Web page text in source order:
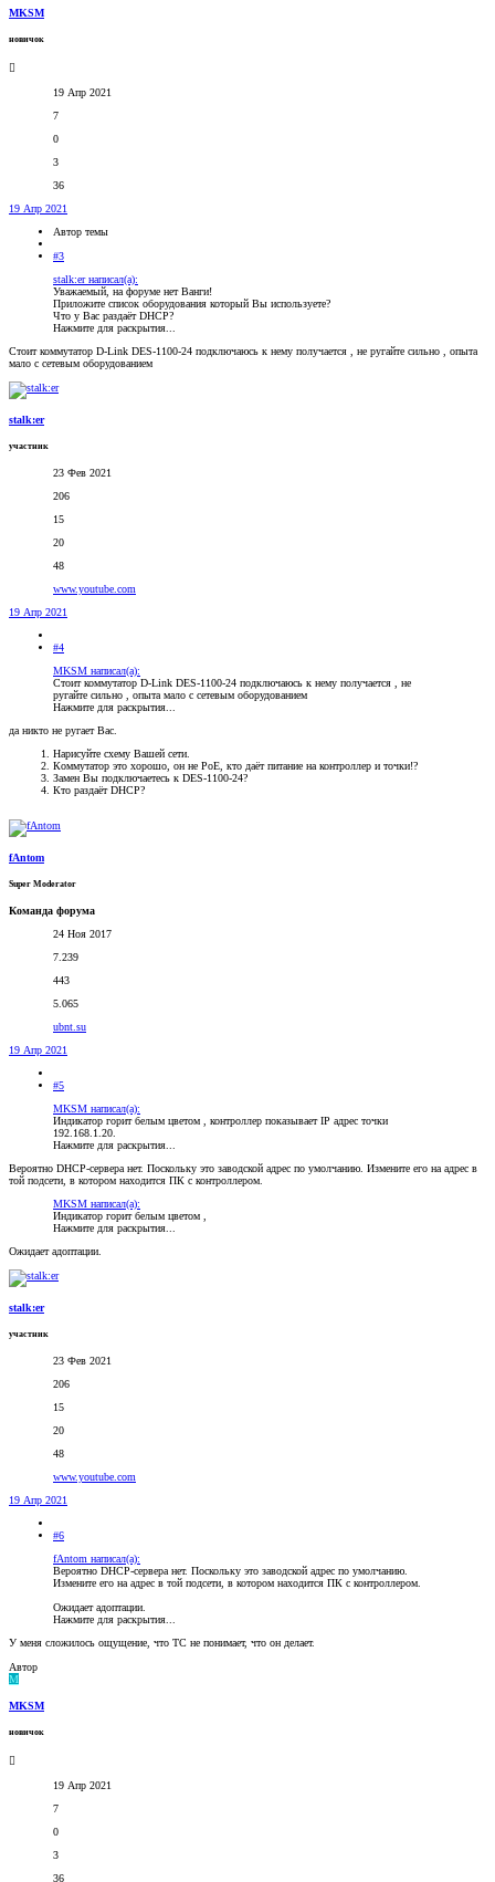
MKSM
новичок
19 Апр 2021
7
0
3
36
19 Апр 2021
Автор темы
#3
stalk:er написал(а):
Уважаемый, на форуме нет Ванги!
Приложите список оборудования который Вы используете?
Что у Вас раздаёт DHCP?
Нажмите для раскрытия...
Стоит коммутатор D-Link DES-1100-24 подключаюсь к нему получается , не ругайте сильно , опыта
мало с сетевым оборудованием
stalk:er
участник
23 Фев 2021
206
15
20
48
www.youtube.com
19 Апр 2021
#4
MKSM написал(а):
Стоит коммутатор D-Link DES-1100-24 подключаюсь к нему получается , не
ругайте сильно , опыта мало с сетевым оборудованием
Нажмите для раскрытия...
да никто не ругает Вас.
Нарисуйте схему Вашей сети.
Коммутатор это хорошо, он не PoE, кто даёт питание на контроллер и точки!?
Замен Вы подключаетесь к DES-1100-24?
Кто раздаёт DHCP?
fAntom
Super Moderator
Команда форума
24 Ноя 2017
7.239
443
5.065
ubnt.su
19 Апр 2021
#5
MKSM написал(а):
Индикатор горит белым цветом , контроллер показывает IP адрес точки
192.168.1.20.
Нажмите для раскрытия...
Вероятно DHCP-сервера нет. Поскольку это заводской адрес по умолчанию. Измените его на адрес в
той подсети, в котором находится ПК с контроллером.
MKSM написал(а):
Индикатор горит белым цветом ,
Нажмите для раскрытия...
Ожидает адоптации.
stalk:er
участник
23 Фев 2021
206
15
20
48
www.youtube.com
19 Апр 2021
#6
fAntom написал(а):
Вероятно DHCP-сервера нет. Поскольку это заводской адрес по умолчанию.
Измените его на адрес в той подсети, в котором находится ПК с контроллером.
Ожидает адоптации.
Нажмите для раскрытия...
У меня сложилось ощущение, что ТС не понимает, что он делает.
Автор
M
MKSM
новичок
19 Апр 2021
7
0
3
36